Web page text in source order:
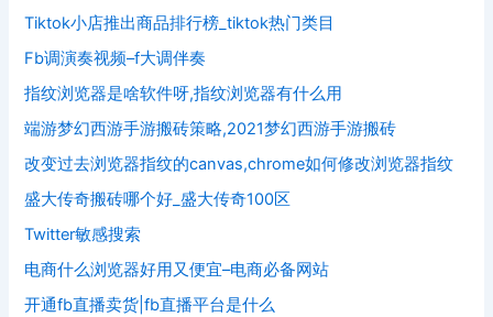
Tiktok小店推出商品排行榜_tiktok热门类目
Fb调演奏视频–f大调伴奏
指纹浏览器是啥软件呀,指纹浏览器有什么用
端游梦幻西游手游搬砖策略,2021梦幻西游手游搬砖
改变过去浏览器指纹的canvas,chrome如何修改浏览器指纹
盛大传奇搬砖哪个好_盛大传奇100区
Twitter敏感搜索
电商什么浏览器好用又便宜–电商必备网站
开通fb直播卖货|fb直播平台是什么